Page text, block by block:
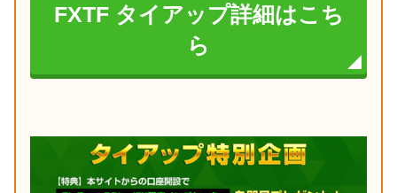
FXTF タイアップ詳細はこち
ら